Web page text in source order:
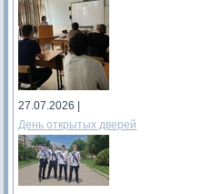
27.07.2026 |
День открытых дверей